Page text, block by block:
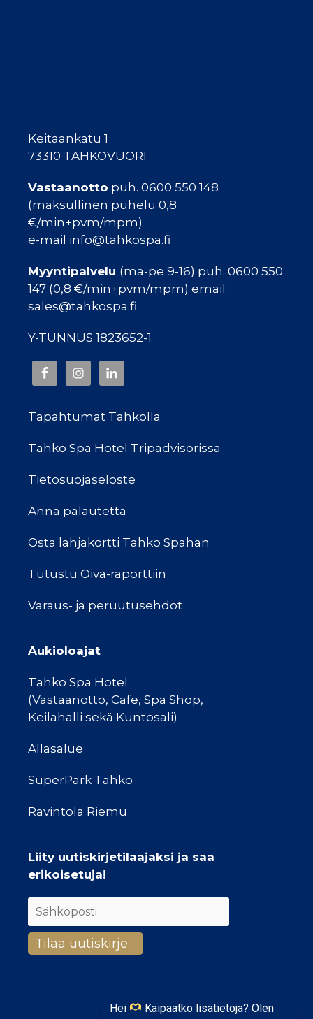
Hei
Kaipaatko lisätietoja? Olen
Keitaankatu 1
73310 TAHKOVUORI
Vastaanotto puh. 0600 550 148
(maksullinen puhelu 0,8
€/min+pvm/mpm)
e-mail info@tahkospa.fi
Myyntipalvelu (ma-pe 9-16) puh. 0600 550
147 (0,8 €/min+pvm/mpm) email
sales@tahkospa.fi
Y-TUNNUS 1823652-1
Tapahtumat Tahkolla
Tahko Spa Hotel Tripadvisorissa
Tietosuojaseloste
Anna palautetta
Osta lahjakortti Tahko Spahan
Tutustu Oiva-raporttiin
Varaus- ja peruutusehdot
Aukioloajat
Tahko Spa Hotel
(Vastaanotto, Cafe, Spa Shop,
Keilahalli sekä Kuntosali)
Allasalue
SuperPark Tahko
Ravintola Riemu
Liity uutiskirjetilaajaksi ja saa
erikoisetuja!